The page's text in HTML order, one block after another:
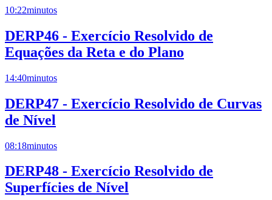
10:22minutos
DERP46 - Exercício Resolvido de
Equações da Reta e do Plano
14:40minutos
DERP47 - Exercício Resolvido de Curvas
de Nível
08:18minutos
DERP48 - Exercício Resolvido de
Superfícies de Nível